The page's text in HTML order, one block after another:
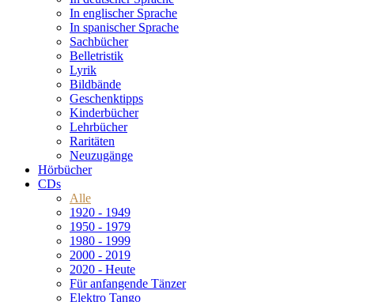
In englischer Sprache
In spanischer Sprache
Sachbücher
Belletristik
Lyrik
Bildbände
Geschenktipps
Kinderbücher
Lehrbücher
Raritäten
Neuzugänge
Hörbücher
CDs
Alle
1920 - 1949
1950 - 1979
1980 - 1999
2000 - 2019
2020 - Heute
Für anfangende Tänzer
Elektro Tango